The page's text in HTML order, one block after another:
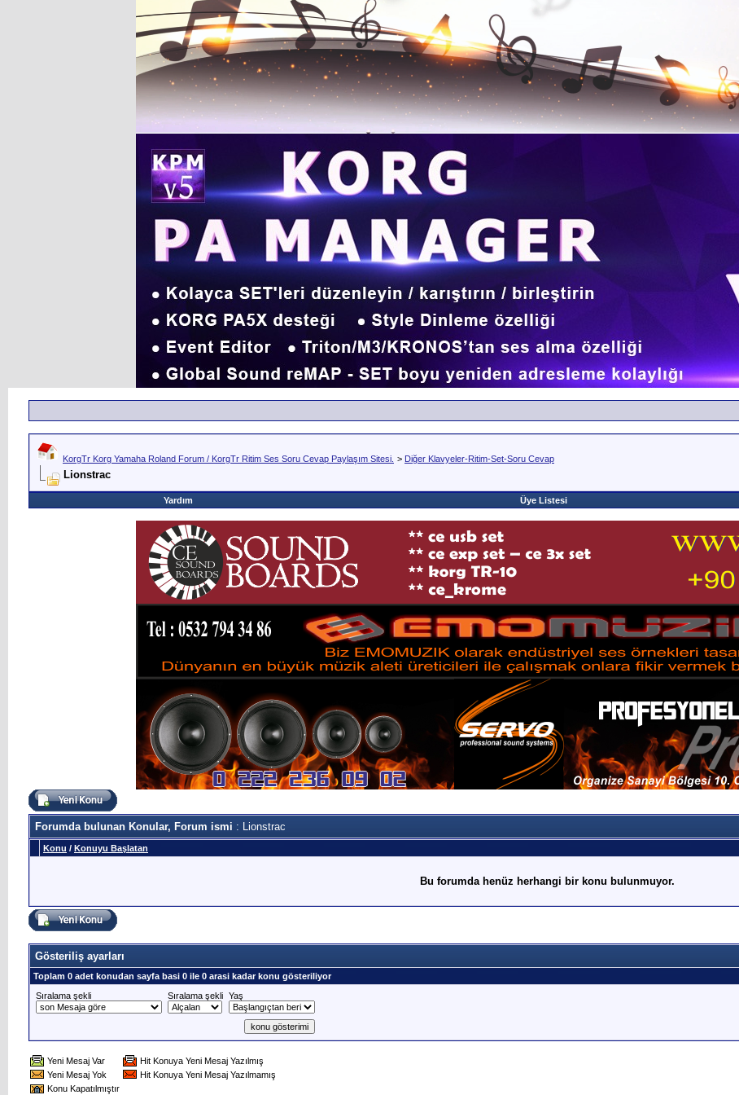
KorgTr Korg Yamaha Roland Forum / KorgTr Ritim Ses Soru Cevap Paylaşım Sitesi. > Diğer Klavyeler-Ritim-Set-Soru Cevap
Lionstrac
Yardım Üye Listesi
Forumda bulunan Konular, Forum ismi : Lionstrac
Konu / Konuyu Başlatan
Bu forumda henüz herhangi bir konu bulunmuyor.
Gösteriliş ayarları
Toplam 0 adet konudan sayfa basi 0 ile 0 arasi kadar konu gösteriliyor
Sıralama şekli
Sıralama şekli Yaş
Yeni Mesaj Var
Hit Konuya Yeni Mesaj Yazılmış
Yeni Mesaj Yok
Hit Konuya Yeni Mesaj Yazılmamış
Konu Kapatılmıştır